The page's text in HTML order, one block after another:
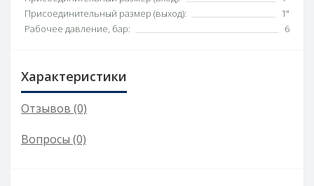
Присоединительный размер (выход):
1"
Рабочее давление, бар:
6
Характеристики
Отзывов (0)
Вопросы (0)